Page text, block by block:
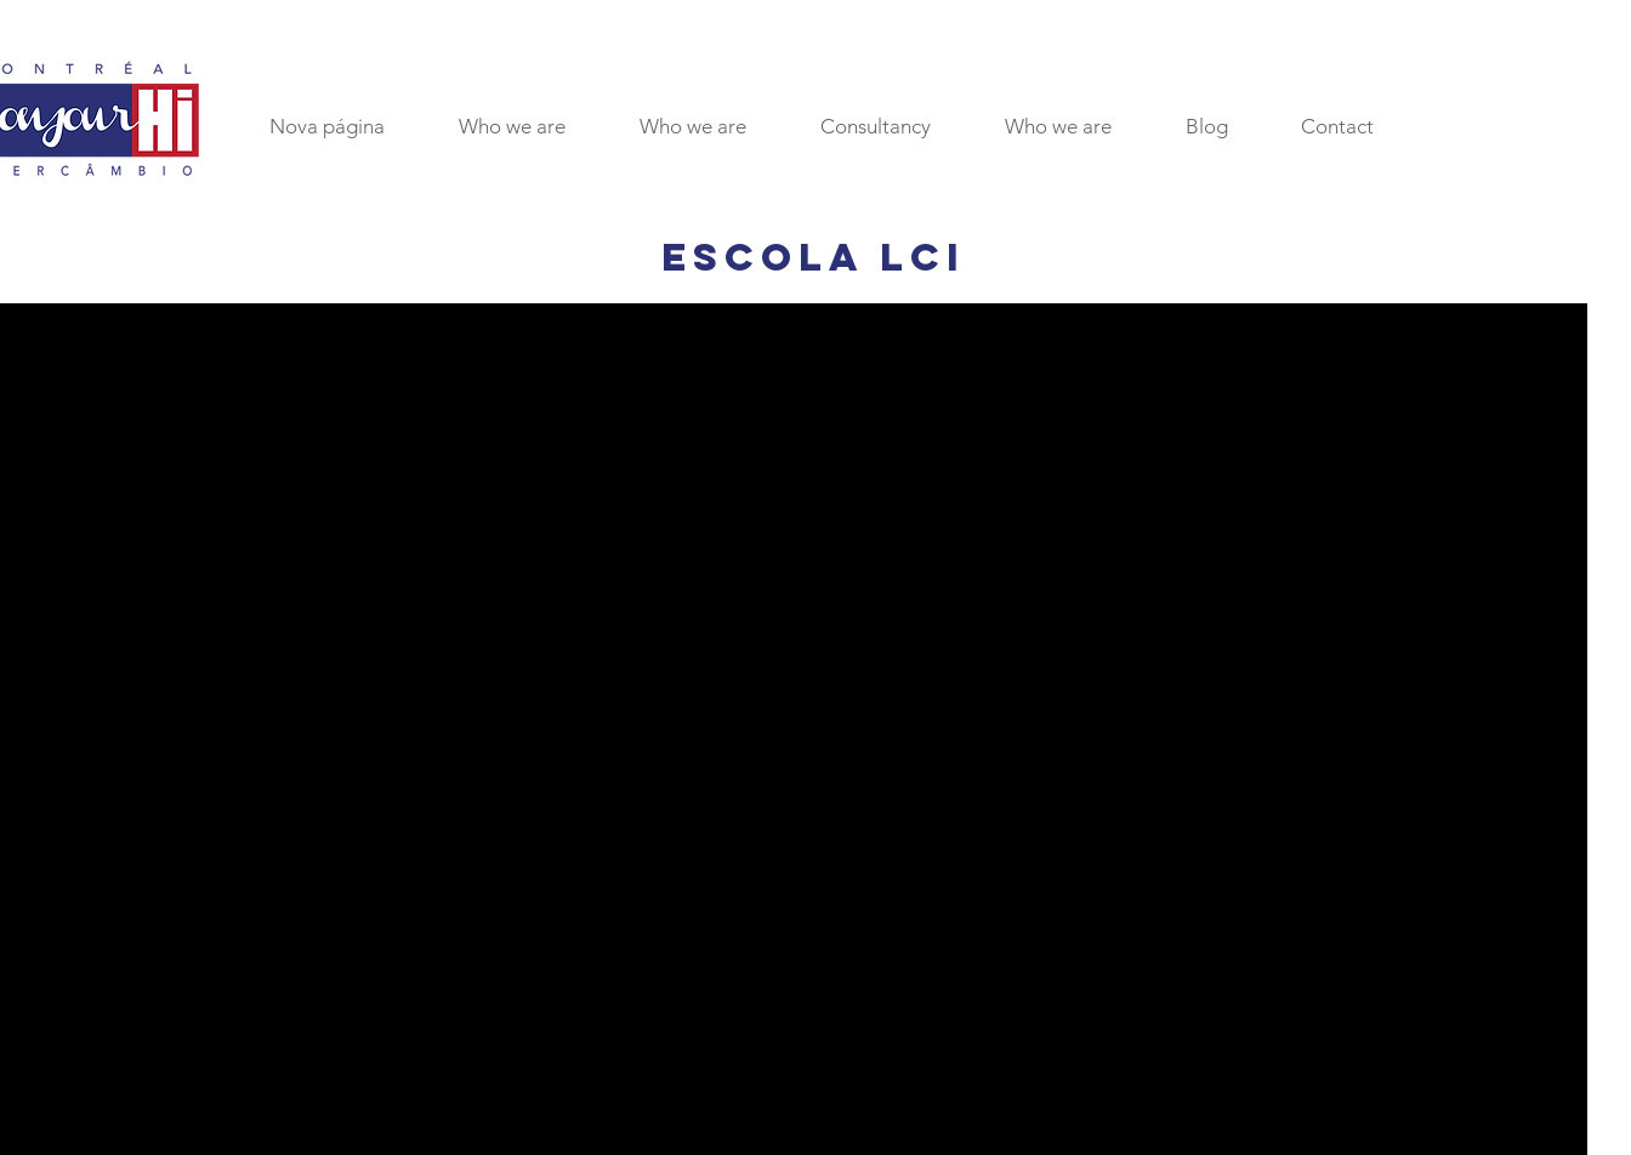
Nova página Who we are Who we are Consultancy Who we are Blog Contact
Escola LCI